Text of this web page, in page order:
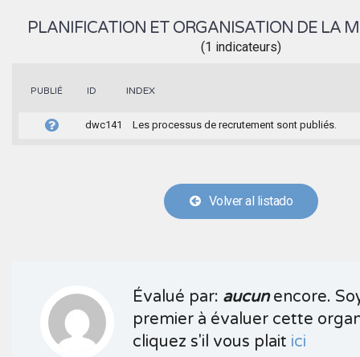
PLANIFICATION ET ORGANISATION DE LA
(1 indicateurs)
PUBLIÉ ID INDEX
dwc141 Les processus de recrutement sont publiés.
Volver al listado
Évalué par: aucunencore.
premier à évaluer cette
cliquez s'il vous plait ici